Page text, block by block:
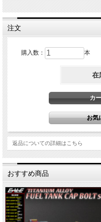
GSX-R750 ： 00～03
Vストローム650 ： 04～11
GSX-R600 ： 01～03
適合に関するお答えできません。
ます。
注文
購入数： 本
在
返品についての詳細はこちら
おすすめ商品